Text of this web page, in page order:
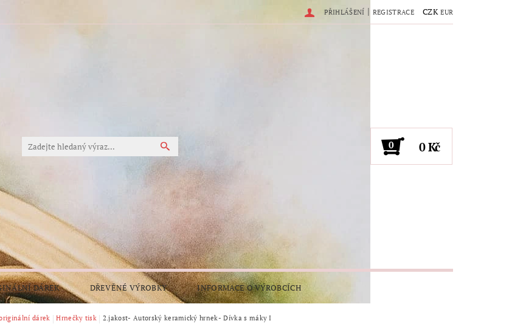
CZK EUR
PŘIHLÁŠENÍ | REGISTRACE
0 0 Kč
DÁREK DŘEVĚNÉ VÝROBKY INFORMACE O VÝROBCÍCH
KURZY,POLOTOVARY OBCHODNÍ PODMÍNKY KONTAKTY
dárek Hrnečky tisk 2.jakost- Autorský keramický hrnek- Dívka s máky I